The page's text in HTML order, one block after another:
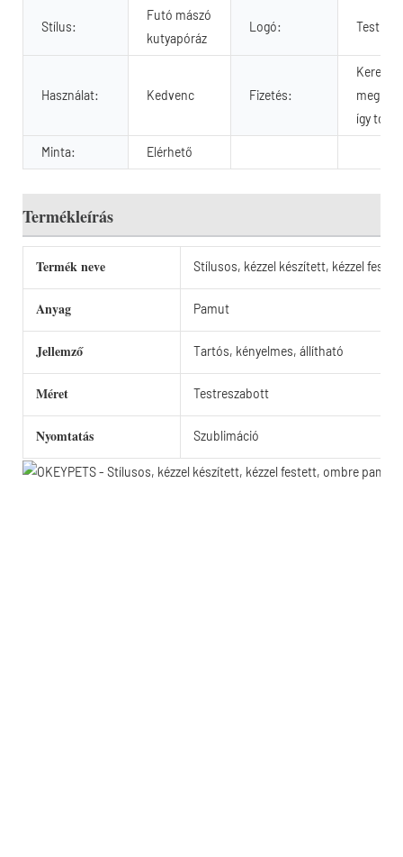
Stílus:
Futó mászó
kutyapóráz
Logó:
Használat: Kedvenc Fizetés:
így
Minta: Elérhető
Termékleírás
Termék neve Stílusos, kézzel készített, kézzel
Anyag Pamut
Jellemző Tartós, kényelmes, állítható
Méret Testreszabott
Nyomtatás Szublimáció